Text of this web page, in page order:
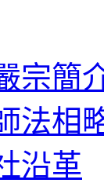
宗簡
法相
沿革